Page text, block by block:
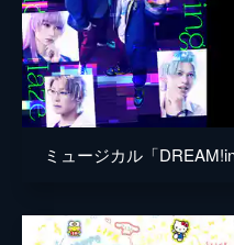
ミュージカル「